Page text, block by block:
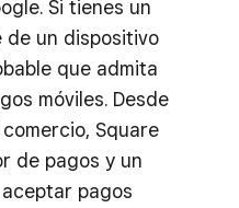
Si tienes un
de un dispositivo
que admita
móviles. Desde
Square
de pagos y un
pagos